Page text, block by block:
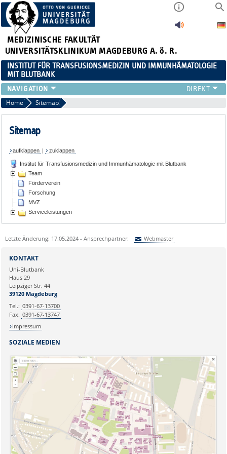
MEDIZINISCHE FAKULTÄT
UNIVERSITÄTSKLINIKUM MAGDEBURG A. ö. R.
INSTITUT FÜR TRANSFUSIONSMEDIZIN UND IMMUNHÄMATOLOGIE
MIT BLUTBANK
TEAM
FÖRDERVEREIN
FORSCHUNG
SERVICELEISTUNGEN
Home Sitemap
Sitemap
aufklappen | zuklappen
Institut für Transfusionsmedizin und Immunhämatologie mit Blutbank
Team
Förderverein
Forschung
MVZ
Serviceleistungen
Letzte Änderung: 17.05.2024 - Ansprechpartner: Webmaster
Ihre E-Mailadresse:
Ihr Anliegen:
Sicherheitsabfrage:
SOZIALE MEDIEN
KONTAKT
Uni-Blutbank
Haus 29
Leipziger Str. 44
39120 Magdeburg
Tel.: 0391-67-13700
Fax: 0391-67-13747
Impressum